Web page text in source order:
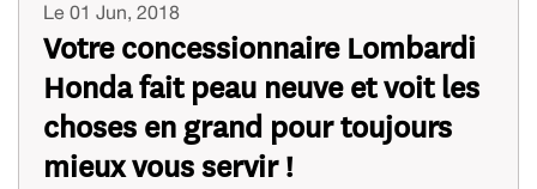
Le 01 Jun, 2018
Votre concessionnaire Lombardi
Honda fait peau neuve et voit les
choses en grand pour toujours
mieux vous servir !